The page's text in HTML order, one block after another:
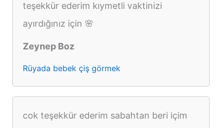
teşekkür ederim kıymetli vaktinizi
ayırdığınız için 🌸
Zeynep Boz
Rüyada bebek çiş görmek
cok teşekkür ederim sabahtan beri içim